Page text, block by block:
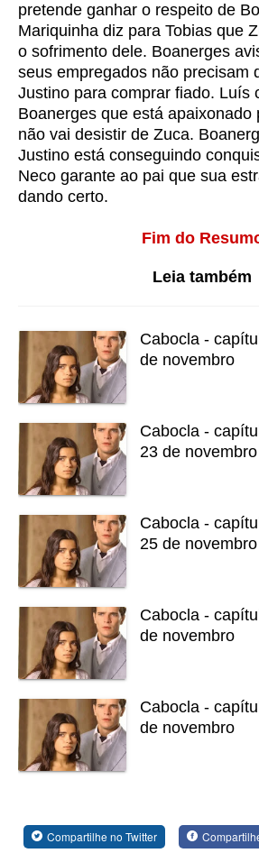
pretende ganhar o respeito de
Mariquinha diz para Tobias que
o sofrimento dele. Boanerges
seus empregados não precisam
Justino para comprar fiado. Luís
Boanerges que está apaixonado
não vai desistir de Zuca.
Justino está conseguindo
Neco garante ao pai que sua
dando certo.
Fim do
Leia também
Cabocla -
de novembro
Cabocla -
23 de novembro
Cabocla -
25 de novembro
Cabocla -
de novembro
Cabocla -
de novembro
Compartilhe no Twitter